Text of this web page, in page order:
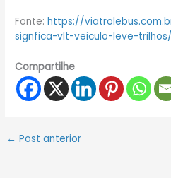
Fonte:https://
signfica-vlt-veiculo-leve-trilhos/
Compartilhe
← Post anterior